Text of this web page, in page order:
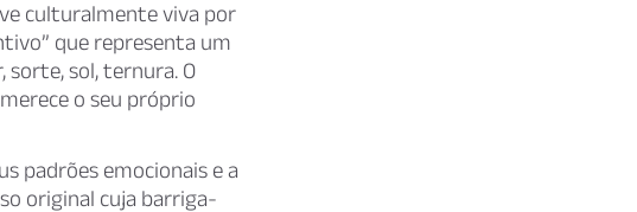
culturalmente viva por
que representa um
sorte, sol, ternura. O
o seu próprio
padrões emocionais e a
original cuja barriga-